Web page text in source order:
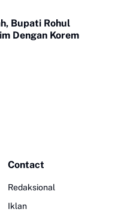
Bupati Rohul
Dengan Korem
Contact
Redaksional
Iklan